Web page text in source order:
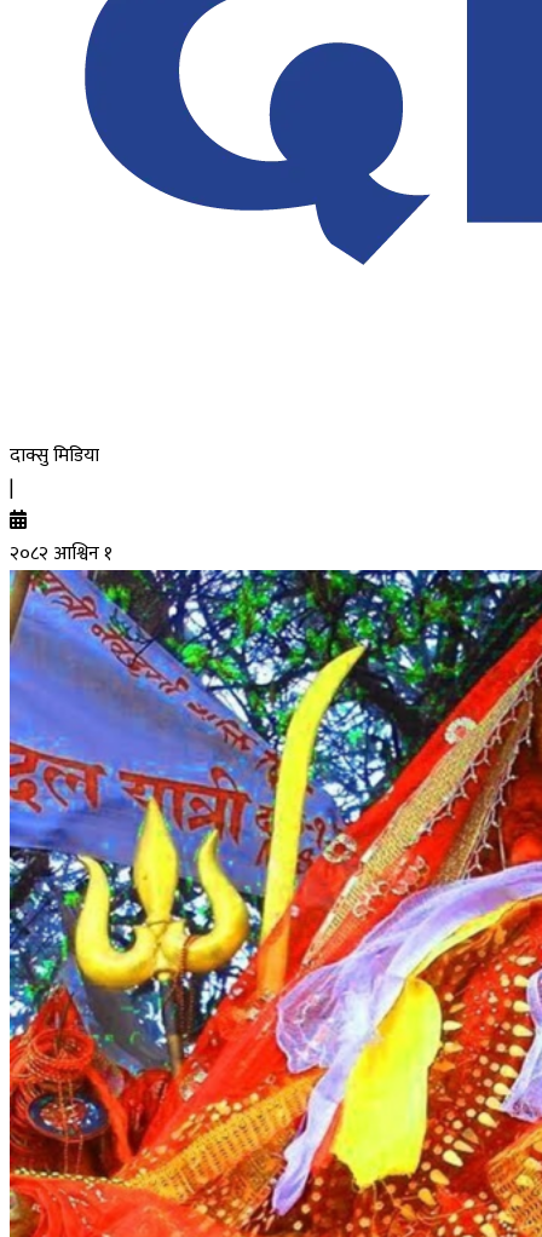
दाक्सु मिडिया
|
२०८२ आश्विन १